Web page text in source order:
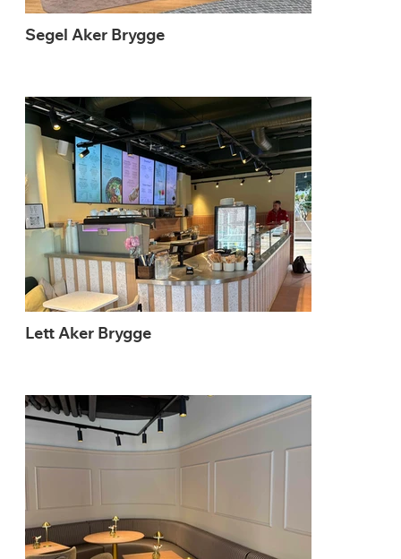
Segel Aker Brygge
Lett Aker Brygge